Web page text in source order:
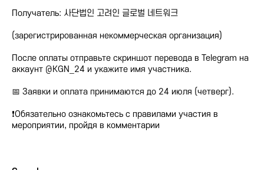
Получатель: 사단법인 고려인 글로벌 네트워크
(зарегистрированная некоммерческая организация)
После оплаты отправьте скриншот перевода в Telegram на
аккаунт @KGN_24 и укажите имя участника.
📅 Заявки и оплата принимаются до 24 июля (четверг).
❗️Обязательно ознакомьтесь с правилами участия в
мероприятии, пройдя в комментарии